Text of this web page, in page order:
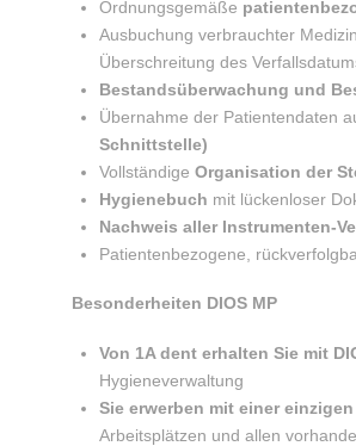
Ordnungsgemäße
Ausbuchung verbrauchter
Überschreitung des
Bestandsüberwachung und
Übernahme der Patientendaten
Schnittstelle)
VollständigeOrganisation der
Hygienebuch mit lückenloser
Nachweis aller Instrumenten-
Patientenbezogene,
Besonderheiten DIOS MP
Von 1A dent erhalten Sie mit
Hygieneverwaltung
Sie erwerben mit einer
Arbeitsplätzen und allen